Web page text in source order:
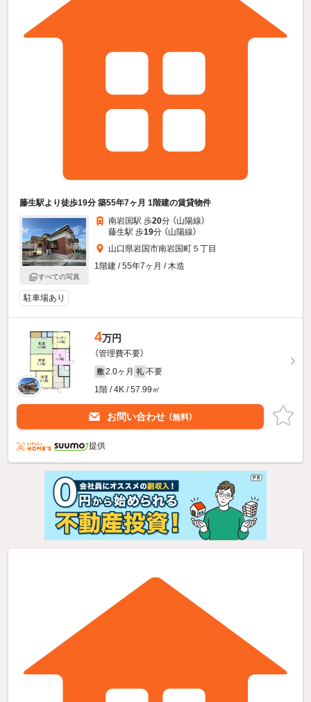
藤生駅より徒歩19分 築55年7ヶ月 1階建の賃貸物件
すべての写真
南岩国駅 歩20分 （山陽線）
藤生駅 歩19分 （山陽線）
山口県岩国市南岩国町５丁目
1階建 / 55年7ヶ月 / 木造
駐車場あり
4万円
（管理費不要）
敷 2.0ヶ月 礼 不要
1階 / 4K / 57.99㎡
お問い合わせ （無料）
提供